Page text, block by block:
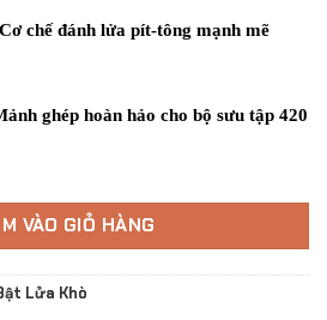
chế đánh lửa pít-tông mạnh mẽ
ghép hoàn hảo cho bộ sưu tập 420
LEGEND COLLECTOR'S LIGHTER số
VÀO GIỎ HÀNG
Lửa Khò